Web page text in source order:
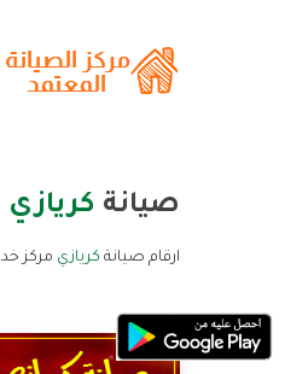
صيانة كريازي
ارقام صيانة كريازي مركز